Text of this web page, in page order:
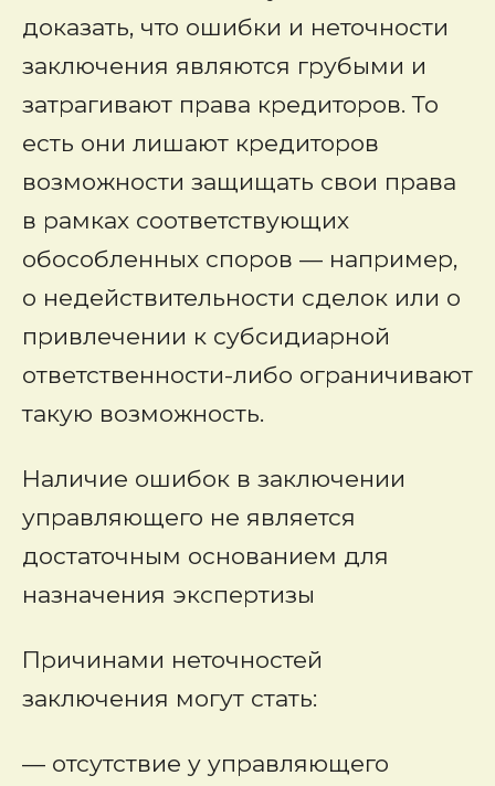
доказать, что ошибки и неточности
заключения являются грубыми и
затрагивают права кредиторов. То
есть они лишают кредиторов
возможности защищать свои права
в рамках соответствующих
обособленных споров — например,
о недействительности сделок или о
привлечении к субсидиарной
ответственности-либо ограничивают
такую возможность.
Наличие ошибок в заключении
управляющего не является
достаточным основанием для
назначения экспертизы
Причинами неточностей
заключения могут стать:
— отсутствие у управляющего